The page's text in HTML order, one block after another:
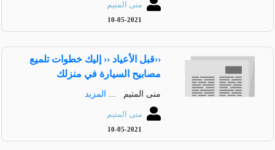
منى المتيم
10-05-2021
‹‹قبل الأعياد ‹‹ إليك خطوات تلميع
مصابيح السيارة في منزلك
منى المتيم ... المزيد
منى المتيم
10-05-2021